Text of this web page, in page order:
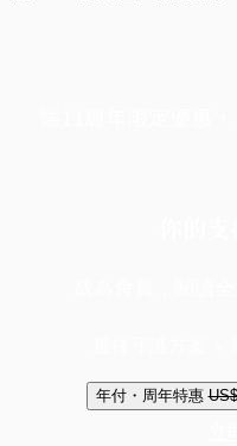
年付・周年特惠